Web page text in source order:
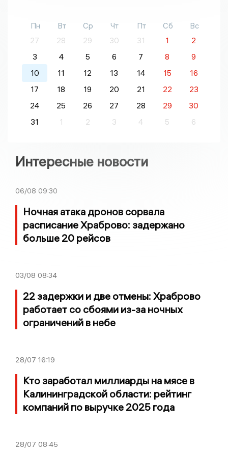
Пн Вт Ср Чт Пт Сб
Вс
27
28 29 30 31 1
2
3
4 5 6 7 8
9
10
11 12 13 14 15
16
17
18 19 20 21 22
23
24
25 26 27 28 29
30
31
1 2 3 4 5 6
Интересные новости
06/08 09:30
Ночная атака дронов сорвала
расписание Храброво: задержано
больше 20 рейсов
03/08 08:34
22 задержки и две отмены: Храброво
работает со сбоями из-за ночных
ограничений в небе
28/07 16:19
Кто заработал миллиарды на мясе в
Калининградской области: рейтинг
компаний по выручке 2025 года
28/07 08:45